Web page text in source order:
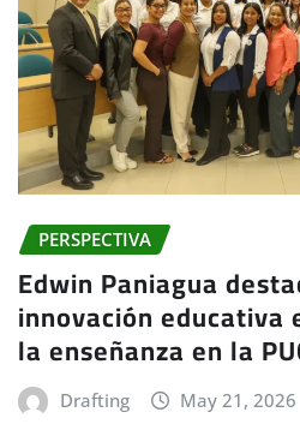
PERSPECTIVA
Edwin Paniagua
innovación educativa
la enseñanza en la
Drafting May 21, 2026